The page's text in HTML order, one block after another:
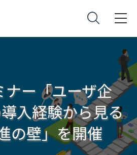
ナー「ユーザ企
入経験から見る
の壁」を開催